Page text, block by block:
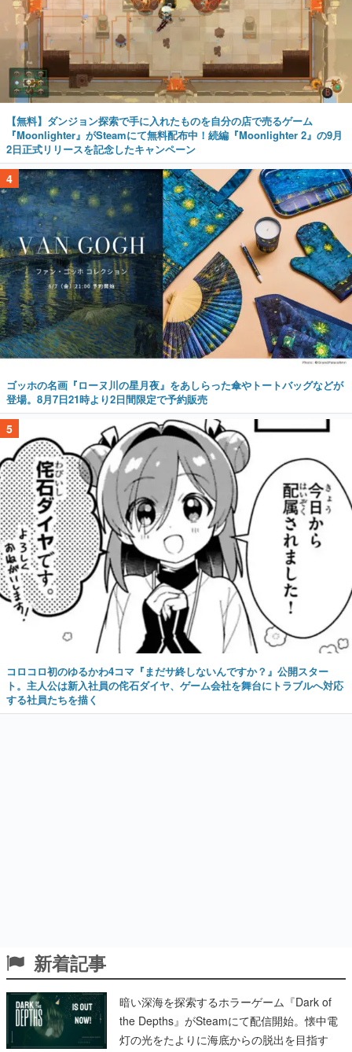
【無料】ダンジョン探索で手に入れたものを自分の店で売るゲーム
『Moonlighter』がSteamにて無料配布中！続編『Moonlighter 2』の9月
2日正式リリースを記念したキャンペーン
4
ゴッホの名画『ローヌ川の星月夜』をあしらった傘やトートバッグなどが
登場。8月7日21時より2日間限定で予約販売
5
コロコロ初のゆるかわ4コマ『まだサ終しないんですか？』公開スター
ト。主人公は新入社員の侘石ダイヤ、ゲーム会社を舞台にトラブルへ対応
する社員たちを描く
新着記事
暗い深海を探索するホラーゲーム『Dark of
the Depths』がSteamにて配信開始。懐中電
灯の光をたよりに海底からの脱出を目指す